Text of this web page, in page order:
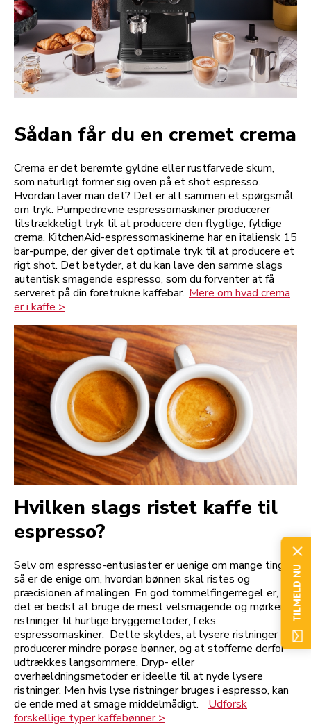
Sådan får du en cremet crema
Crema er det berømte gyldne eller rustfarvede skum,
som naturligt former sig oven på et shot espresso.
Hvordan laver man det? Det er alt sammen et spørgsmål
om tryk. Pumpedrevne espressomaskiner producerer
tilstrækkeligt tryk til at producere den flygtige, fyldige
crema. KitchenAid-espressomaskinerne har en italiensk 15
bar-pumpe, der giver det optimale tryk til at producere et
rigt shot. Det betyder, at du kan lave den samme slags
autentisk smagende espresso, som du forventer at få
serveret på din foretrukne kaffebar. Mere om hvad crema
er i kaffe >
Hvilken slags ristet kaffe til
espresso?
Selv om espresso-entusiaster er uenige om mange ting,
så er de enige om, hvordan bønnen skal ristes og
præcisionen af malingen. En god tommelfingerregel er, at
det er bedst at bruge de mest velsmagende og mørkere
ristninger til hurtige bryggemetoder, f.eks.
espressomaskiner. Dette skyldes, at lysere ristninger
producerer mindre porøse bønner, og at stofferne derfor
udtrækkes langsommere. Dryp- eller
overhældningsmetoder er ideelle til at nyde lysere
ristninger. Men hvis lyse ristninger bruges i espresso, kan
de ende med at smage middelmådigt.
Udforsk
forskellige typer kaffebønner >
TILMELD NU